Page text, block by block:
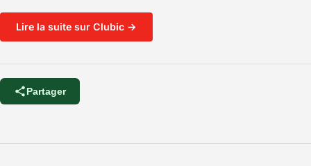
Lire la suite sur Clubic →
Partager